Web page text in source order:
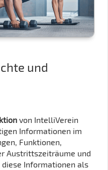
und
von IntelliVerein
Informationen im
Funktionen,
Austrittszeiträume und
Informationen als